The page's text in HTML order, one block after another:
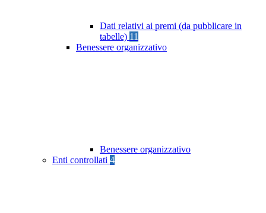
Dati relativi ai premi (da pubblicare in
tabelle) 11
Benessere organizzativo
Benessere organizzativo
Enti controllati 4